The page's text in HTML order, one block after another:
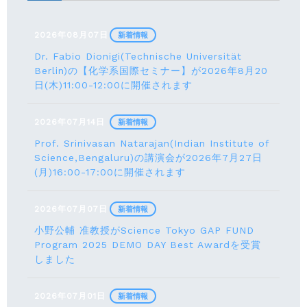
2026年08月07日
Dr. Fabio Dionigi(Technische Universität
Berlin)の【化学系国際セミナー】が2026年8⽉20
⽇(⽊)11:00-12:00に開催されます
新着情報
2026年07月14日
Prof. Srinivasan Natarajan(Indian Institute of
Science,Bengaluru)の講演会が2026年7月27⽇
(月)16:00-17:00に開催されます
新着情報
2026年07月07日
小野公輔 准教授がScience Tokyo GAP FUND
Program 2025 DEMO DAY Best Awardを受賞
しました
新着情報
2026年07月01日 新着情報